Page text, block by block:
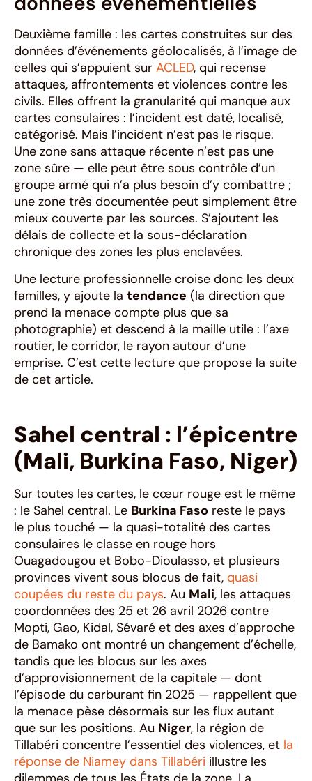
Deuxième famille : les cartes construites sur des
données d’événements géolocalisés, à l’image de
celles qui s’appuient sur ACLED, qui recense
attaques, affrontements et violences contre les
civils. Elles offrent la granularité qui manque aux
cartes consulaires : l’incident est daté, localisé,
catégorisé. Mais l’incident n’est pas le risque.
Une zone sans attaque récente n’est pas une
zone sûre — elle peut être sous contrôle d’un
groupe armé qui n’a plus besoin d’y combattre ;
une zone très documentée peut simplement être
mieux couverte par les sources. S’ajoutent les
délais de collecte et la sous-déclaration
chronique des zones les plus enclavées.
Une lecture professionnelle croise donc les deux
familles, y ajoute la tendance (la direction que
prend la menace compte plus que sa
photographie) et descend à la maille utile : l’axe
routier, le corridor, le rayon autour d’une
emprise. C’est cette lecture que propose la suite
de cet article.
Sahel central : l’épicentre
(Mali, Burkina Faso, Niger)
Sur toutes les cartes, le cœur rouge est le même
: le Sahel central. Le Burkina Faso reste le pays
le plus touché — la quasi-totalité des cartes
consulaires le classe en rouge hors
Ouagadougou et Bobo-Dioulasso, et plusieurs
provinces vivent sous blocus de fait, quasi
coupées du reste du pays. Au Mali, les attaques
coordonnées des 25 et 26 avril 2026 contre
Mopti, Gao, Kidal, Sévaré et des axes d’approche
de Bamako ont montré un changement d’échelle,
tandis que les blocus sur les axes
d’approvisionnement de la capitale — dont
l’épisode du carburant fin 2025 — rappellent que
la menace pèse désormais sur les flux autant
que sur les positions. Au Niger, la région de
Tillabéri concentre l’essentiel des violences, et la
réponse de Niamey dans Tillabéri illustre les